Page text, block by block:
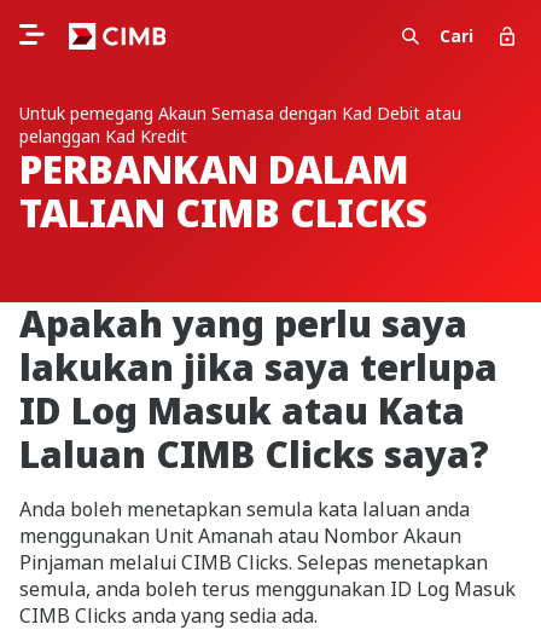
Cari
Untuk pemegang Akaun Semasa dengan Kad Debit atau
pelanggan Kad Kredit
PERBANKAN DALAM
TALIAN CIMB CLICKS
Apakah yang perlu saya
lakukan jika saya terlupa
ID Log Masuk atau Kata
Laluan CIMB Clicks saya?
Anda boleh menetapkan semula kata laluan anda
menggunakan Unit Amanah atau Nombor Akaun
Pinjaman melalui CIMB Clicks. Selepas menetapkan
semula, anda boleh terus menggunakan ID Log Masuk
CIMB Clicks anda yang sedia ada.